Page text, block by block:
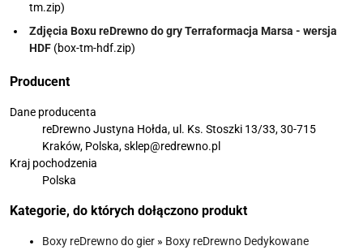
tm.zip)
Zdjęcia Boxu reDrewno do gry Terraformacja Marsa - wersja
HDF (box-tm-hdf.zip)
Producent
Dane producenta
reDrewno Justyna Hołda, ul. Ks. Stoszki 13/33, 30-715
Kraków, Polska, sklep@redrewno.pl
Kraj pochodzenia
Polska
Kategorie, do których dołączono produkt
Boxy reDrewno do gier » Boxy reDrewno Dedykowane